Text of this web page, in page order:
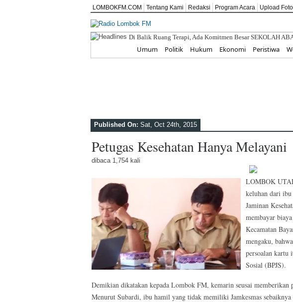
LOMBOKFM.COM Tentang Kami Redaksi Program Acara Upload
ITD
Umum Politik Hukum Ekonomi Peristiwa
Published On: Sat, Oct 24th, 2015
Petugas Kesehatan Hanya Melayani
dibaca 1,754 kali
LOMBOK
keluhan dari
Jaminan
membayar
Kecamatan
mengaku,
persoalan kartu
Sosial (BPJS).
Demikian dikatakan kepada Lombok FM, kemarin seusai memberikan
Menurut Subardi, ibu hamil yang tidak memiliki Jamkesmas